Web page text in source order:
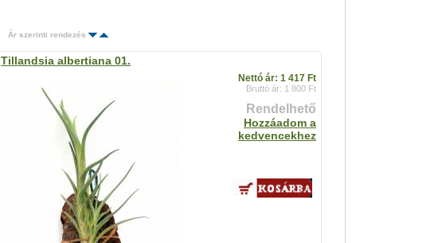
Ár szerinti rendezés
Tillandsia albertiana 01.
Nettó ár: 1 417 Ft
Bruttó ár: 1 800 Ft
Rendelhető
Hozzáadom a
kedvencekhez